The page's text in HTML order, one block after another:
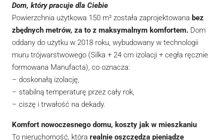
Dom, który pracuje dla Ciebie
Powierzchnia użytkowa 150 m² została zaprojektowana bez
zbędnych metrów, za to z maksymalnym komfortem. Dom
oddany do użytku w 2018 roku, wybudowany w technologii
muru trójwarstwowego (Silka + 24 cm izolacji + cegła ręcznie
formowana Manufacta), co oznacza:
– doskonałą izolację,
– stabilną temperaturę przez cały rok,
– ciszę i trwałość na dekady.
Komfort nowoczesnego domu, koszty jak w mieszkaniu
To nieruchomość, która realnie oszczędza pieniądze